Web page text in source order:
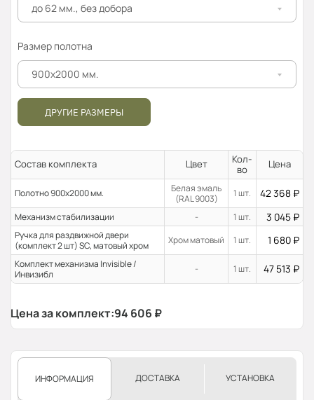
до 62 мм., без добора
Размер полотна
900x2000 мм.
ДРУГИЕ РАЗМЕРЫ
Состав комплекта Цвет
Кол-
во
Цена
Полотно 900x2000 мм.
Белая эмаль
(RAL 9003)
1 шт. 42 368 ₽
Механизм стабилизации - 1 шт. 3 045 ₽
Ручка для раздвижной двери
(комплект 2 шт) SC, матовый хром
Хром матовый 1 шт. 1 680 ₽
Комплект механизма Invisible /
Инвизибл
- 1 шт. 47 513 ₽
Цена за комплект:94 606 ₽
ИНФОРМАЦИЯ ДОСТАВКА УСТАНОВКА